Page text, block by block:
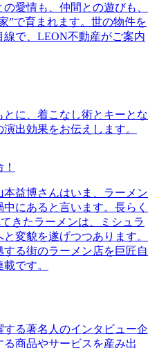
愛情も、仲間との遊びも、
”で育まれます。世の物件を
で、LEON不動産がご案内
に、着こなし術とキーとな
出効果をお伝えします。
本益博さんはいま、ラーメン
にあると言います。長らく
きたラーメンは、ミシュラ
変貌を遂げつつあります。
る街のラーメン店を巨匠自
です。
する著名人のインタビュー企
商品やサービスを産み出